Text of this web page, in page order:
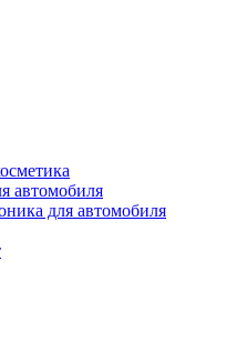
автомобиля
для автомобиля